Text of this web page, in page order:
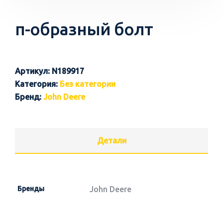
п-образный болт
Артикул: N189917
Категория: Без категории
Бренд: John Deere
Детали
Бренды John Deere